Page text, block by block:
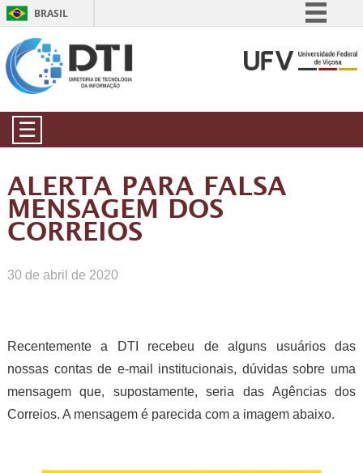
BRASIL
Comunica BR
☰
ALERTA PARA FALSA
MENSAGEM DOS
CORREIOS
30 de abril de 2020
Recentemente a DTI recebeu de alguns usuários das
nossas contas de e-mail institucionais, dúvidas sobre uma
mensagem que, supostamente, seria das Agências dos
Correios. A mensagem é parecida com a imagem abaixo.